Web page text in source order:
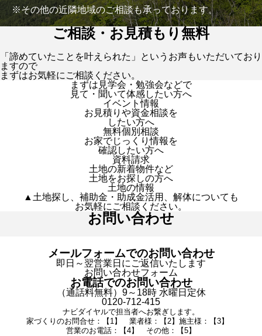
※その他の近隣地域のご相談も承っております。
ご相談・お見積もり無料
「諦めていたことを叶えられた」というお声もいただいており
ますので
まずはお気軽にご相談ください。
まずは見学会・勉強会などで
見て・聞いて体感したい方へ
イベント情報
お見積りや資金相談を
したい方へ
無料個別相談
お家でじっくり情報を
確認したい方へ
資料請求
土地の新着物件など
土地をお探しの方へ
土地の情報
▲土地探し、補助金・助成金活用、解体についても
お気軽にご相談ください。
お問い合わせ
メールフォームでのお問い合わせ
即日～翌営業日にご返信いたします
お問い合わせフォーム
お電話でのお問い合わせ
（通話料無料）9～18時 水曜日定休
0120-712-415
ナビダイヤルで担当者へお繋ぎします。
家づくりのお問合せ：【1】 業者様：【2】施主様：【3】
営業のお電話：【4】 その他：【5】